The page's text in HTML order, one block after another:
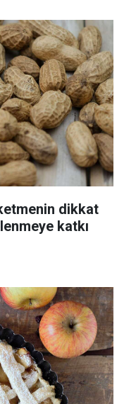
dikkat
katkı